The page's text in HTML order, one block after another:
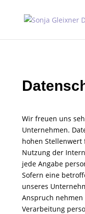
Wir freuen uns
Unternehmen.
hohen Stellenwert
Nutzung der
jede Angabe
Sofern eine
unseres
Anspruch
Verarbeitung